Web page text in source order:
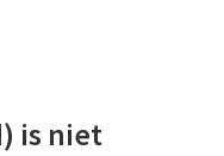
is niet